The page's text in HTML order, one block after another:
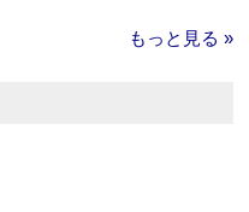
もっと見る »